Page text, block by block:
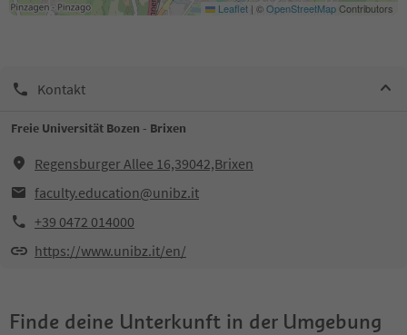
Leaflet | ©OpenStreetMapContributors
Kontakt
Freie Universität Bozen - Brixen
Regensburger Allee 16,39042,Brixen
faculty.education@unibz.it
+39 0472 014000
https://www.unibz.it/en/
Finde deine Unterkunft in der Umgebung